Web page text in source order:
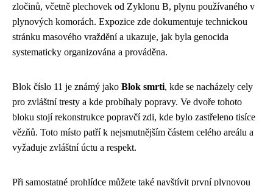
zločinů, včetně plechovek od Zyklonu B, plynu používaného v
plynových komorách. Expozice zde dokumentuje technickou
stránku masového vraždění a ukazuje, jak byla genocida
systematicky organizována a prováděna.
Blok číslo 11 je známý jako Blok smrti, kde se nacházely cely
pro zvláštní tresty a kde probíhaly popravy. Ve dvoře tohoto
bloku stojí rekonstrukce popravčí zdi, kde bylo zastřeleno tisíce
vězňů. Toto místo patří k nejsmutnějším částem celého areálu a
vyžaduje zvláštní úctu a respekt.
Při samostatné prohlídce můžete také navštívit první plynovou